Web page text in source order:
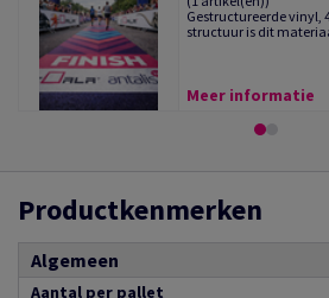
Gestructureerde vinyl,
structuur is dit
Meer informatie
Productkenmerken
Algemeen
Aantal per pallet